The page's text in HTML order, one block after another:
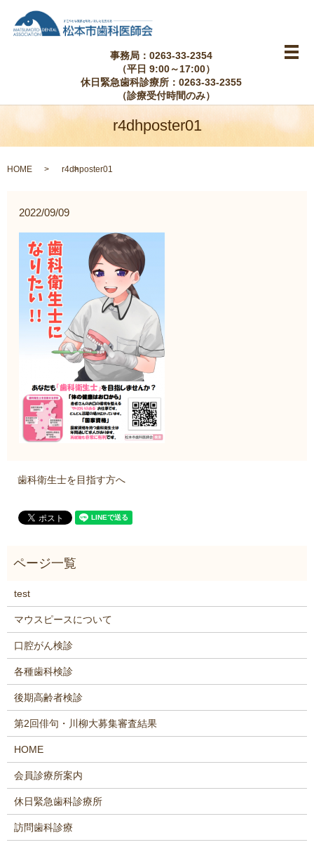
事務局：0263-33-2354
（平日 9:00～17:00）
休日緊急歯科診療所：0263-33-2355
（診療受付時間のみ）
メ
r4dhposter01
HOME r4dhposter01
2022/09/09
歯科衛生士を目指す方へ
test
マウスピースについて
口腔がん検診
各種歯科検診
後期高齢者検診
第2回俳句・川柳大募集審査結果
HOME
会員診療所案内
休日緊急歯科診療所
訪問歯科診療